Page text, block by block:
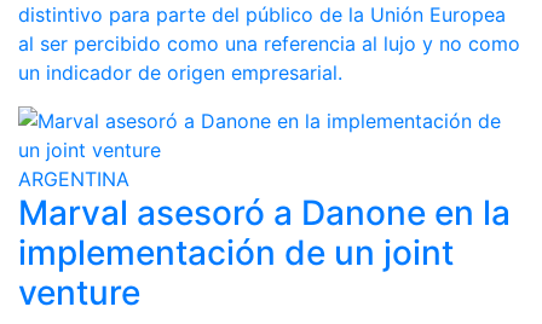
distintivo para parte del público de la Unión Europea
al ser percibido como una referencia al lujo y no como
un indicador de origen empresarial.
ARGENTINA
Marval asesoró a Danone en la
implementación de un joint
venture